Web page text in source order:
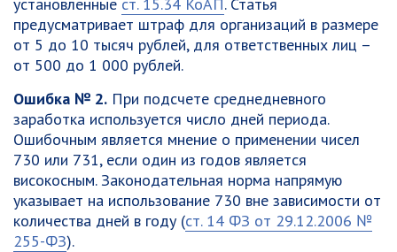
предусматривает штраф для организаций в размере
от 5 до 10 тысяч рублей, для ответственных лиц –
от 500 до 1 000 рублей.
Ошибка № 2. При подсчете среднедневного
заработка используется число дней периода.
Ошибочным является мнение о применении чисел
730 или 731, если один из годов является
високосным. Законодательная норма напрямую
указывает на использование 730 вне зависимости от
количества дней в году (ст. 14 ФЗ от 29.12.2006 №
255-ФЗ).